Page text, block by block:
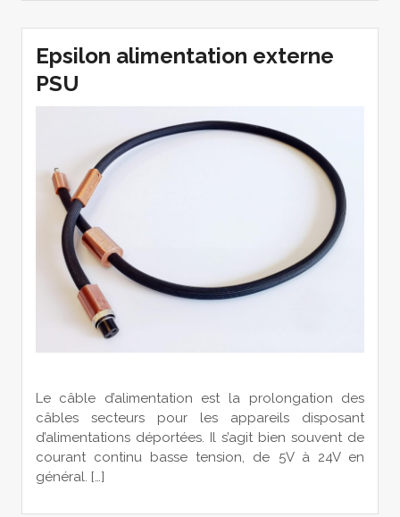
Epsilon alimentation externe
PSU
Le câble d’alimentation est la prolongation des
câbles secteurs pour les appareils disposant
d’alimentations déportées. Il s’agit bien souvent de
courant continu basse tension, de 5V à 24V en
général. […]